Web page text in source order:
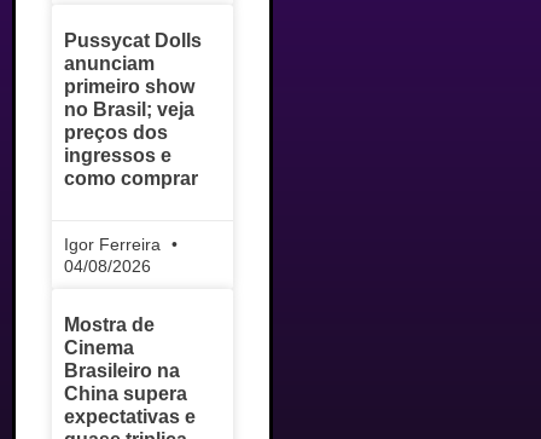
Pussycat Dolls
anunciam
primeiro show
no Brasil; veja
preços dos
ingressos e
como comprar
Igor Ferreira
04/08/2026
Mostra de
Cinema
Brasileiro na
China supera
expectativas e